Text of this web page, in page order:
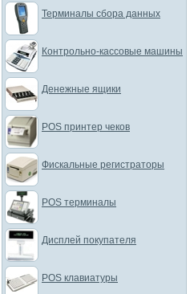
Терминалы сбора данных
Контрольно-кассовые машины
Денежные ящики
POS принтер чеков
Фискальные регистраторы
POS терминалы
Дисплей покупателя
POS клавиатуры